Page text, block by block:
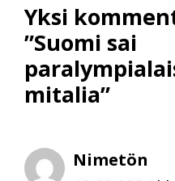
Yksi
”Suomi sai
mitalia”
Nimetön